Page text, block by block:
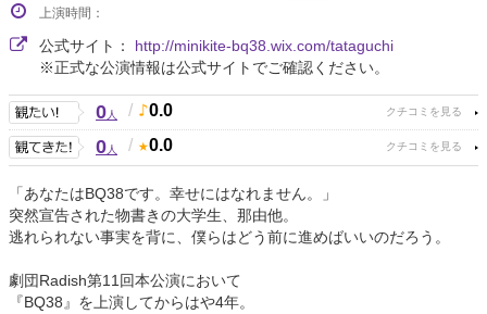
上演時間：
公式サイト： http://minikite-bq38.wix.com/tataguchi
※正式な公演情報は公式サイトでご確認ください。
0人 / 0.0
0人 / 0.0
「あなたはBQ38です。幸せにはなれません。」
突然宣告された物書きの大学生、那由他。
逃れられない事実を背に、僕らはどう前に進めばいいのだろう。
劇団Radish第11回本公演において
『BQ38』を上演してからはや4年。